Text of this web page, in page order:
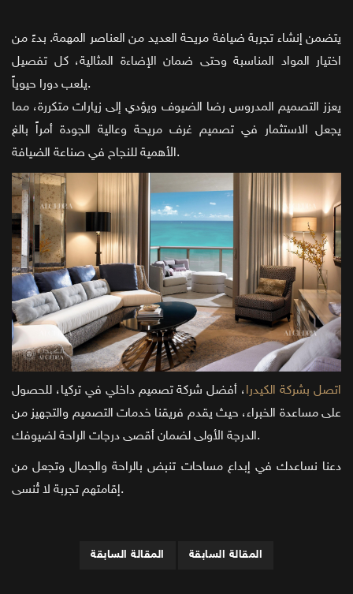
يتضمن إنشاء تجربة ضيافة مريحة العديد من العناصر المهمة. بدءً من
اختيار المواد المناسبة وحتى ضمان الإضاءة المثالية، كل تفصيل
يلعب دورا حيوياً.
يعزز التصميم المدروس رضا الضيوف ويؤدي إلى زيارات متكررة، مما
يجعل الاستثمار في تصميم غرف مريحة وعالية الجودة أمراً بالغ
الأهمية للنجاح في صناعة الضيافة.
اتصل بشركة الكيدرا ، أفضل شركة تصميم داخلي في تركيا، للحصول
على مساعدة الخبراء، حيث يقدم فريقنا خدمات التصميم والتجهيز من
الدرجة الأولى لضمان أقصى درجات الراحة لضيوفك.
دعنا نساعدك في إبداع مساحات تنبض بالراحة والجمال وتجعل من
إقامتهم تجربة لا تُنسى.
المقالة السابقة المقالة السابقة